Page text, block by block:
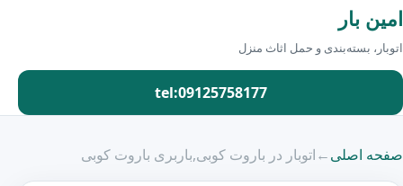
امین بار
اتوبار، بسته‌بندی و حمل اثاث منزل
tel:09125758177
صفحه اصلی←اتوبار در باروت کوبی,باربری باروت کوبی